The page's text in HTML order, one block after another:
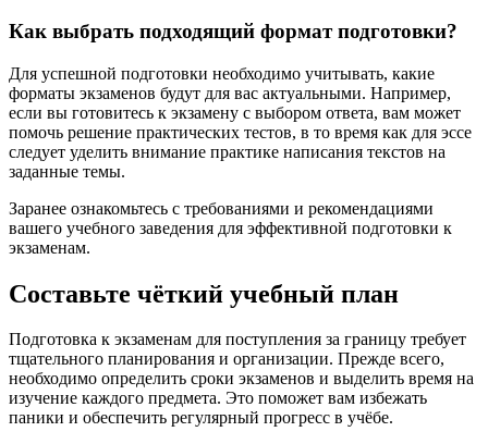
Как выбрать подходящий формат подготовки?
Для успешной подготовки необходимо учитывать, какие
форматы экзаменов будут для вас актуальными. Например,
если вы готовитесь к экзамену с выбором ответа, вам может
помочь решение практических тестов, в то время как для эссе
следует уделить внимание практике написания текстов на
заданные темы.
Заранее ознакомьтесь с требованиями и рекомендациями
вашего учебного заведения для эффективной подготовки к
экзаменам.
Составьте чёткий учебный план
Подготовка к экзаменам для поступления за границу требует
тщательного планирования и организации. Прежде всего,
необходимо определить сроки экзаменов и выделить время на
изучение каждого предмета. Это поможет вам избежать
паники и обеспечить регулярный прогресс в учёбе.